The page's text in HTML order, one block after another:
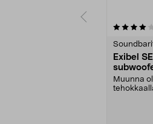
Exibel
Muunna